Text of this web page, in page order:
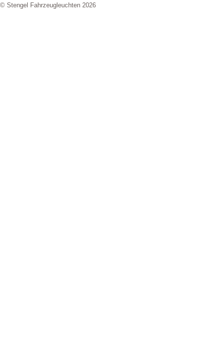
© Stengel Fahrzeugleuchten 2026